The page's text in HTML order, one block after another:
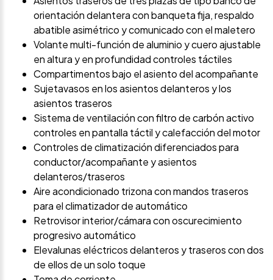
orientación delantera con banqueta fija, respaldo
abatible asimétrico y comunicado con el maletero
Volante multi-función de aluminio y cuero ajustable
en altura y en profundidad controles táctiles
Compartimentos bajo el asiento del acompañante
Sujetavasos en los asientos delanteros y los
asientos traseros
Sistema de ventilación con filtro de carbón activo
controles en pantalla táctil y calefacción del motor
Controles de climatización diferenciados para
conductor/acompañante y asientos
delanteros/traseros
Aire acondicionado trizona con mandos traseros
para el climatizador de automático
Retrovisor interior/cámara con oscurecimiento
progresivo automático
Elevalunas eléctricos delanteros y traseros con dos
de ellos de un solo toque